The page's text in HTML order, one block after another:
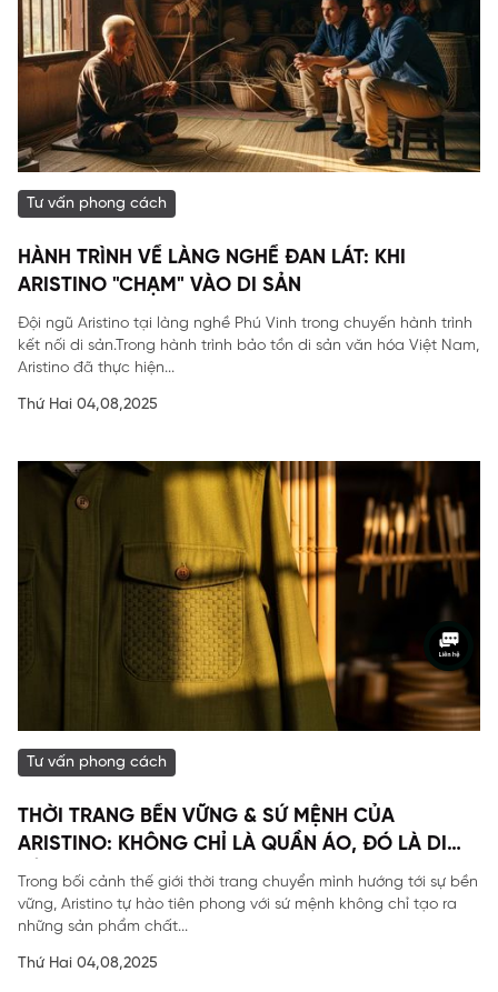
Tư vấn phong cách
HÀNH TRÌNH VỀ LÀNG NGHỀ ĐAN LÁT: KHI
ARISTINO "CHẠM" VÀO DI SẢN
Đội ngũ Aristino tại làng nghề Phú Vinh trong chuyến hành trình
kết nối di sản.Trong hành trình bảo tồn di sản văn hóa Việt Nam,
Aristino đã thực hiện...
Thứ Hai 04,08,2025
Tư vấn phong cách
THỜI TRANG BỀN VỮNG & SỨ MỆNH CỦA
ARISTINO: KHÔNG CHỈ LÀ QUẦN ÁO, ĐÓ LÀ DI
SẢN
Trong bối cảnh thế giới thời trang chuyển mình hướng tới sự bền
vững, Aristino tự hào tiên phong với sứ mệnh không chỉ tạo ra
những sản phẩm chất...
Thứ Hai 04,08,2025